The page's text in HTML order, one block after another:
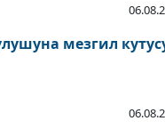
мезгил